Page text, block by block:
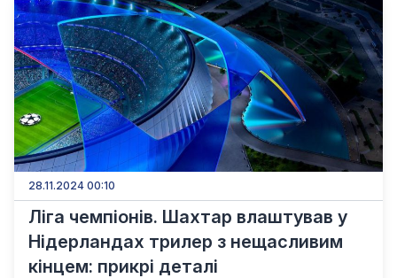
28.11.2024 00:10
Ліга чемпіонів. Шахтар влаштував у
Нідерландах трилер з нещасливим
кінцем: прикрі деталі